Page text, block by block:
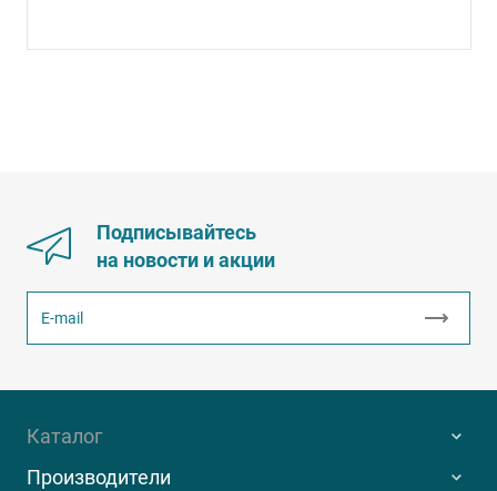
Подписывайтесь
на новости и акции
Каталог
Производители